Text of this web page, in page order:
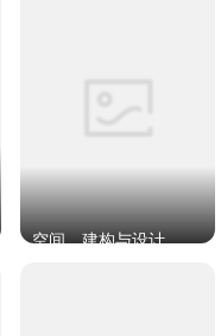
空间、建构与设计